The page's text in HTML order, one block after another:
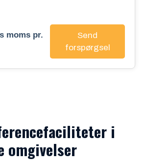
moms pr.
Send
forspørgsel
i
omgivelser